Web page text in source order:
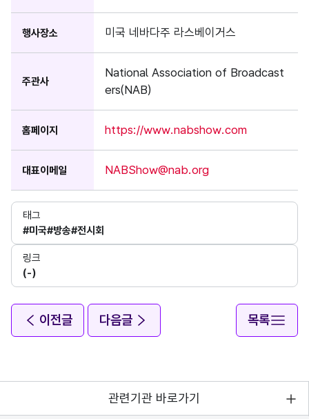
행사장소 미국 네바다주 라스베이거스
주관사
National Association of Broadcast
ers(NAB)
홈페이지 https://www.nabshow.com
대표이메일 NABShow@nab.org
태그
#미국#방송#전시회
링크
(-)
이전글 다음글 목록
관련기관 바로가기